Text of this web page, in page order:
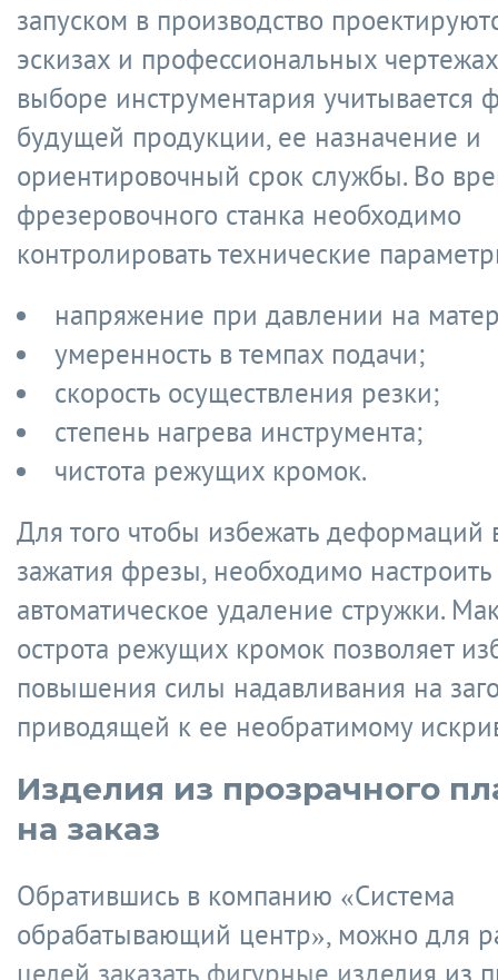
запуском в производство
эскизах и профессиональных
выборе инструментария учитывается
будущей продукции, ее назначение и
ориентировочный срок службы. Во
фрезеровочного станка необходимо
контролировать технические
напряжение при давлении на
умеренность в темпах подачи;
скорость осуществления резки;
степень нагрева инструмента;
чистота режущих кромок.
Для того чтобы избежать деформаций
зажатия фрезы, необходимо настроить
автоматическое удаление стружки.
острота режущих кромок позволяет
повышения силы надавливания на
приводящей к ее необратимому
Изделия из прозрачного
на заказ
Обратившись в компанию «Система
обрабатывающий центр», можно для